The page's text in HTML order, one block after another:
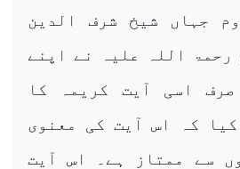
جہاں شیخ شرف الدین
رحمۃ اللہ علیہ نے اپنے
اسی آیت کریمہ کا
کہ اس آیت کی معنوی
سے ممتاز ہے۔ اس آیت